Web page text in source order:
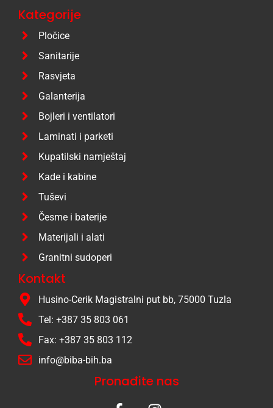
Kategorije
Pločice
Sanitarije
Rasvjeta
Galanterija
Bojleri i ventilatori
Laminati i parketi
Kupatilski namještaj
Kade i kabine
Tuševi
Česme i baterije
Materijali i alati
Granitni sudoperi
Kontakt
Husino-Cerik Magistralni put bb, 75000 Tuzla
Tel: +387 35 803 061
Fax: +387 35 803 112
info@biba-bih.ba
Pronađite nas